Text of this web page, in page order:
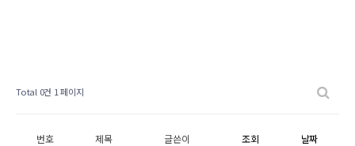
Total 0건 1 페이지
번호 제목 글쓴이 조회 날짜